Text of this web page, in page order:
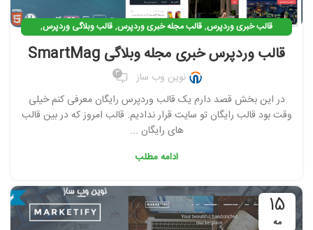
قالب خبری وردپرس, قالب مجله خبری وردپرس, قالب وبلاگی وردپرس,
قالبهای رایگان وردپرس فارسی
قالب وردپرس خبری مجله وبلاگی SmartMag
نوین وب ساز 3
در این بخش قصد دارم یک قالب وردپرس رایگان معرفی کنم خیلی
وقت بود قالب رایگان تو سایت قرار ندادیم. قالب امروز که در بین قالب
های رایگان ...
ادامه مطلب
15
مه